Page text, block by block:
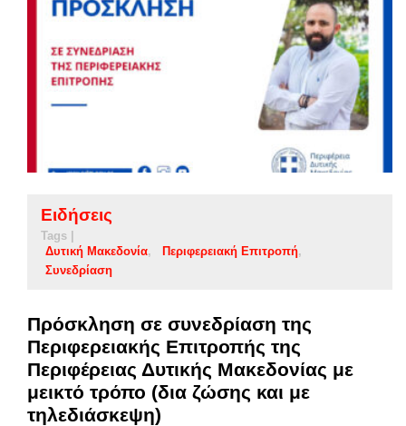
Ειδήσεις
Tags |
Δυτική Μακεδονία
Περιφερειακή Επιτροπή
Συνεδρίαση
Πρόσκληση σε συνεδρίαση της
Περιφερειακής Επιτροπής της
Περιφέρειας Δυτικής Μακεδονίας με
μεικτό τρόπο (δια ζώσης και με
τηλεδιάσκεψη)